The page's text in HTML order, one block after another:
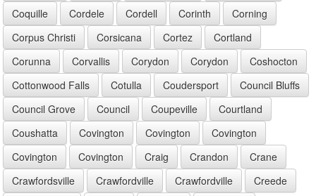
Coquille
Cordele Cordell Corinth
Corning
Corpus Christi
Corsicana Cortez
Cortland
Corunna
Corvallis Corydon Corydon
Coshocton
Cottonwood Falls
Cotulla Coudersport
Council Bluffs
Council Grove
Council Coupeville
Courtland
Coushatta
Covington Covington
Covington
Covington
Covington Craig Crandon
Crane
Crawfordsville
Crawfordville Crawfordville
Creede